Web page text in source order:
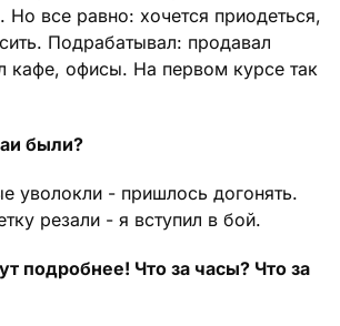
Но все равно: хочется приодеться,
Подрабатывал: продавал
кафе, офисы. На первом курсе так
были?
уволокли - пришлось догонять.
резали - я вступил в бой.
подробнее! Что за часы? Что за